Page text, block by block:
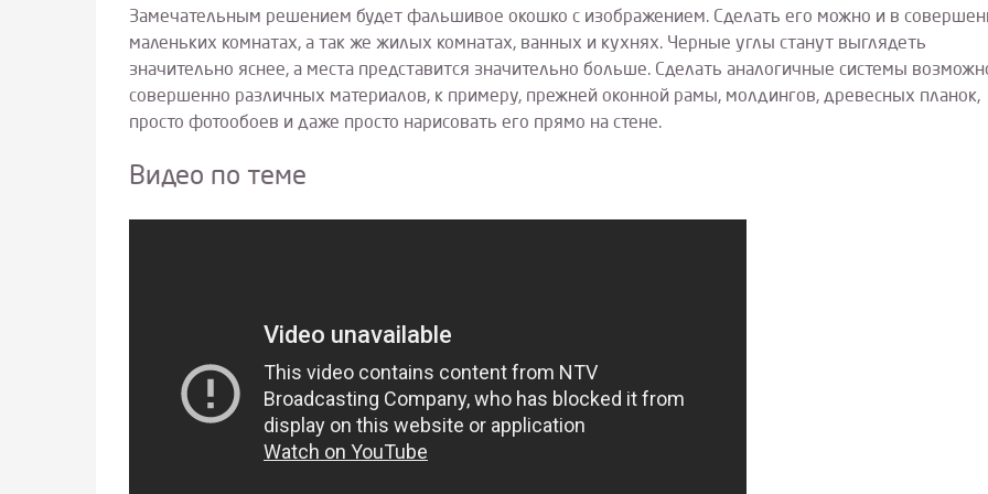
Замечательным решением будет фальшивое окошко с изображением. Сделать его можно и в
маленьких комнатах, а так же жилых комнатах, ванных и кухнях. Черные углы станут выглядеть
значительно яснее, а места представится значительно больше. Сделать аналогичные системы
совершенно различных материалов, к примеру, прежней оконной рамы, молдингов, древесных планок,
просто фотообоев и даже просто нарисовать его прямо на стене.
Видео по теме